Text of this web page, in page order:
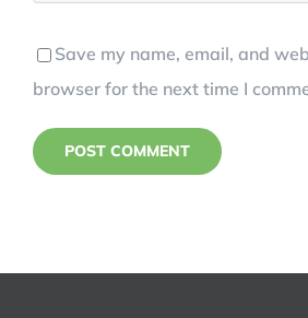
Save my name, email, and
browser for the next time I